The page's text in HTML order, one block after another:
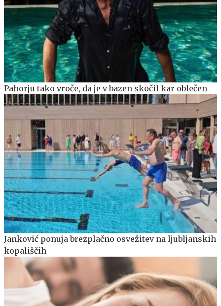
Pahorju tako vroče, da je v bazen skočil kar oblečen
Janković ponuja brezplačno osvežitev na ljubljanskih
kopališčih